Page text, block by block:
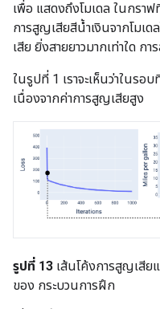
เพื่อ แสดงถึงโมเดล ในกรา
การสูญเสียสีน้ำเงินจากโมเ
เสีย ยิ่งสายยาวมากเท่าใด ก
ในรูปที่ 1 เราจะเห็นว่าในรอ
เนื่องจากค่าการสูญเสียสูง
รูปที่ 13 เส้นโค้งการสูญเสีย
ของ กระบวนการฝึก